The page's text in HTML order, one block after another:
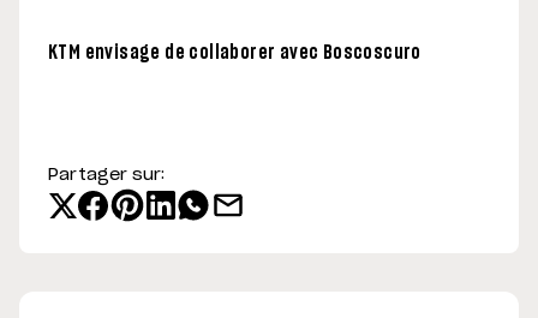
KTM envisage de collaborer avec Boscoscuro
Partager sur: